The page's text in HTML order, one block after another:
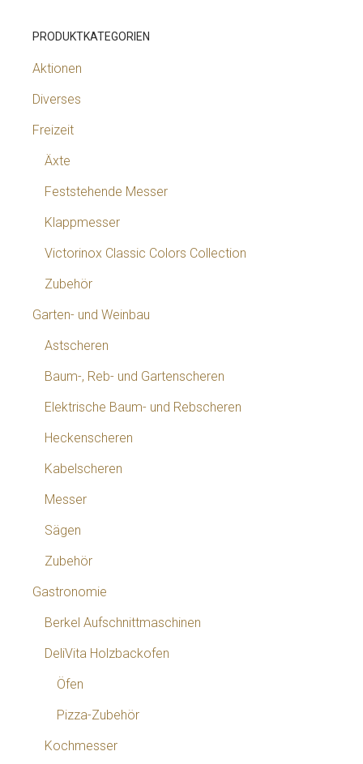
PRODUKTKATEGORIEN
Aktionen
Diverses
Freizeit
Äxte
Feststehende Messer
Klappmesser
Victorinox Classic Colors Collection
Zubehör
Garten- und Weinbau
Astscheren
Baum-, Reb- und Gartenscheren
Elektrische Baum- und Rebscheren
Heckenscheren
Kabelscheren
Messer
Sägen
Zubehör
Gastronomie
Berkel Aufschnittmaschinen
DeliVita Holzbackofen
Öfen
Pizza-Zubehör
Kochmesser